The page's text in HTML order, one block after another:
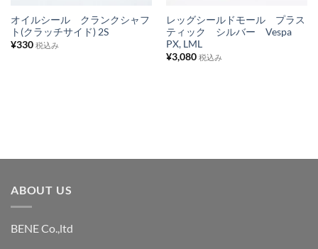
ス
オイルシール クランクシャフ
ト(クラッチサイド) 2S
¥330 税込み
ス
ト
レッグシールドモール プラス
ティック シルバー Vespa
PX, LML
¥3,080 税込み
ABOUT US
BENE Co.,ltd